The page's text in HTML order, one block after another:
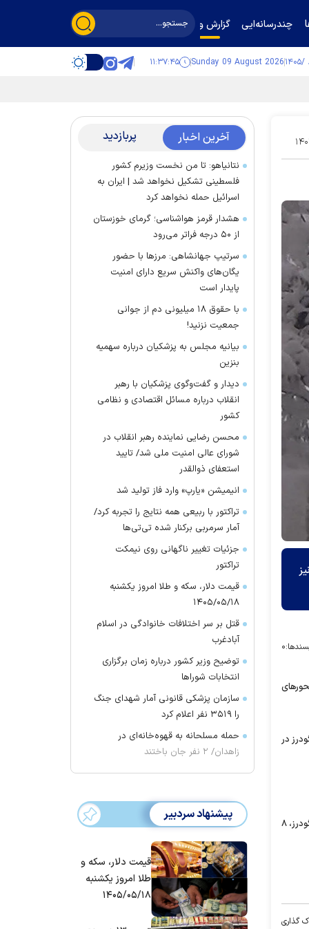
چندرسانه‌ایی گزارش و گفت‌وگو
Sunday 09 August 2026 ۱۱:۳۷:۴۶
۰۴
و برق ۵۰ روستا نیز
۰
۱۰۰ روستا در شهرستان الیگودرز در
وی بیان کرد: ازتعداد ۱۱۶ روستایی که قطعی برق داشتند با تلاش و هماهنگی شرکت توزیع برق، برق ۶۳ روستا وصل شده و لی ۴۰ روستا در شهرستان الیگودرز، ۸
گذاری
آخرین اخبار پربازدید
نتانیاهو: تا من نخست وزیرم کشور
فلسطینی تشکیل نخواهد شد | ایران به
اسرائیل حمله نخواهد کرد
هشدار قرمز هواشناسی؛ گرمای خوزستان
از ۵۰ درجه فراتر می‌رود
سرتیپ جهانشاهی: مرز‌ها با حضور
یگان‌های واکنش سریع دارای امنیت
پایدار است
با حقوق ۱۸ میلیونی دم از جوانی
جمعیت نزنید!
بیانیه مجلس به پزشکیان درباره سهمیه
بنزین
دیدار و گفت‌وگوی پزشکیان با رهبر
انقلاب درباره مسائل اقتصادی و نظامی
کشور
محسن رضایی نماینده رهبر انقلاب در
شورای عالی امنیت ملی شد/ تایید
استعفای ذوالقدر
انیمیشن «یارپ» وارد فاز تولید شد
تراکتور با ربیعی همه نتایج را تجربه کرد/
آمار سرمربی برکنار شده تی‌تی‌ها
جزئیات تغییر ناگهانی روی نیمکت
تراکتور
قیمت دلار، سکه و طلا امروز یکشنبه
۱۴۰۵/۰۵/۱۸
قتل بر سر اختلافات خانوادگی در اسلام
آبادغرب
توضیح وزیر کشور درباره زمان برگزاری
انتخابات شورا‌ها
سازمان پزشکی قانونی آمار شهدای جنگ
را ۳۵۱۹ نفر اعلام کرد
حمله مسلحانه به قهوه‌خانه‌ای در
زاهدان/ ۲ نفر جان باختند
پیشنهاد سردبیر
قیمت دلار، سکه و
طلا امروز یکشنبه
۱۴۰۵/۰۵/۱۸